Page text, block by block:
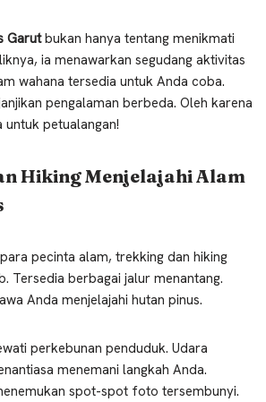
Garutbukan hanya tentang menikmati
ia menawarkan segudang aktivitas
wahana tersedia untuk Anda coba.
pengalaman berbeda. Oleh karena
petualangan!
Hiking Menjelajahi Alam
pecinta alam, trekking dan hiking
Tersedia berbagai jalur menantang.
Anda menjelajahi hutan pinus.
perkebunan penduduk. Udara
menemani langkah Anda.
spot-spot foto tersembunyi.